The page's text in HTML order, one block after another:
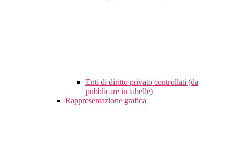
Enti di diritto privato controllati (da
pubblicare in tabelle)
Rappresentazione grafica